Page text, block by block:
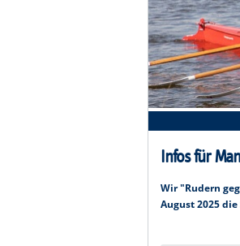
Infos für
Wir "Rudern
August 2025